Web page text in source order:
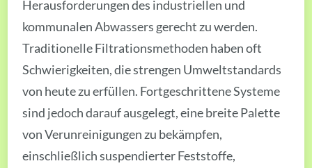
Herausforderungen des industriellen und
kommunalen Abwassers gerecht zu werden.
Traditionelle Filtrationsmethoden haben oft
Schwierigkeiten, die strengen Umweltstandards
von heute zu erfüllen. Fortgeschrittene Systeme
sind jedoch darauf ausgelegt, eine breite Palette
von Verunreinigungen zu bekämpfen,
einschließlich suspendierter Feststoffe,